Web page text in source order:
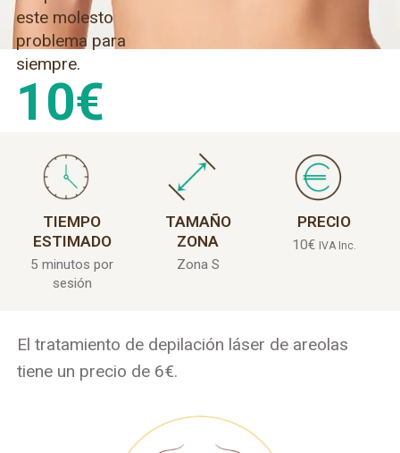
este molesto
problema para
siempre.
10€
TIEMPO
ESTIMADO
5 minutos por
sesión
TAMAÑO
ZONA
Zona S
PRECIO
10€ IVA Inc.
El tratamiento de depilación láser de areolas
tiene un precio de 6€.